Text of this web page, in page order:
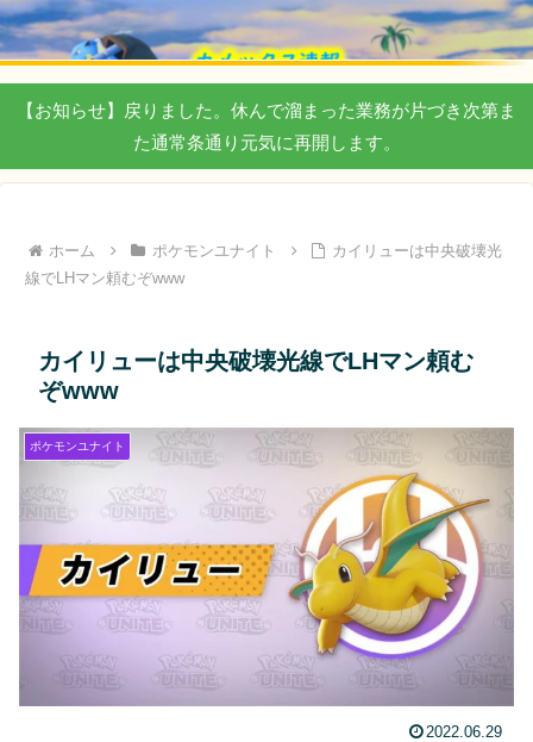
【お知らせ】戻りました。休んで溜まった業務が片づき次第ま
た通常条通り元気に再開します。
ホーム ポケモンユナイト
カイリューは中央破壊光
線でLHマン頼むぞwww
カイリューは中央破壊光線でLHマン頼む
ぞwww
ポケモンユナイト
2022.06.29